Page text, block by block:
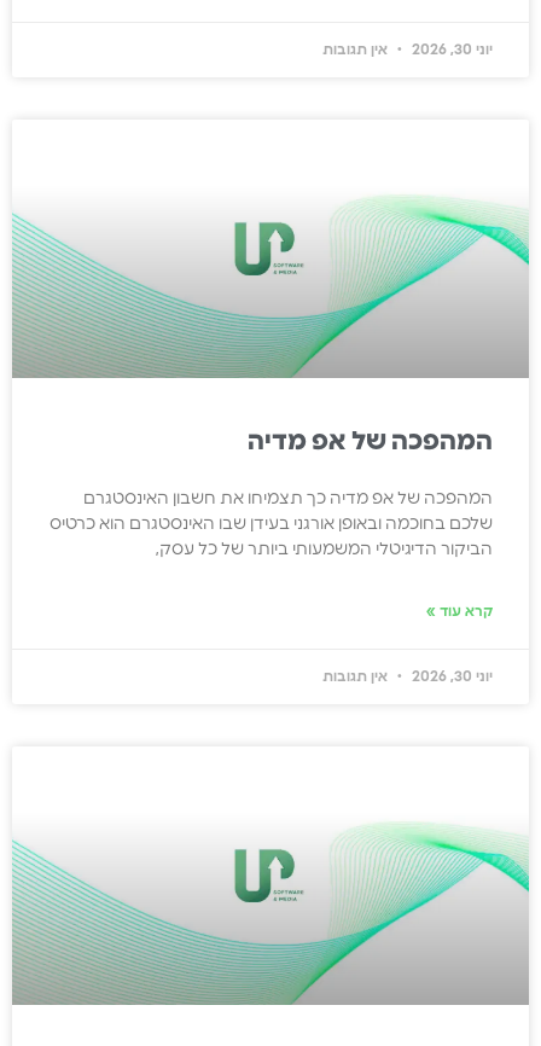
יוני 30, 2026 אין תגובות
המהפכה של אפ מדיה
המהפכה של אפ מדיה כך תצמיחו את חשבון האינסטגרם
שלכם בחוכמה ובאופן אורגני בעידן שבו האינסטגרם הוא כרטיס
הביקור הדיגיטלי המשמעותי ביותר של כל עסק,
קרא עוד »
יוני 30, 2026 אין תגובות